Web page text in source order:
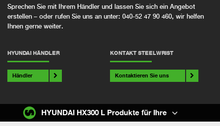
Sprechen Sie mit Ihrem Händler und lassen Sie sich ein Angebot
erstellen – oder rufen Sie uns an unter: 040-52 47 90 460, wir helfen
Ihnen gerne weiter.
HYUNDAI HÄNDLER
Händler
KONTAKT STEELWRIST
Kontaktieren Sie uns
HYUNDAI HX300 L Produkte für Ihre